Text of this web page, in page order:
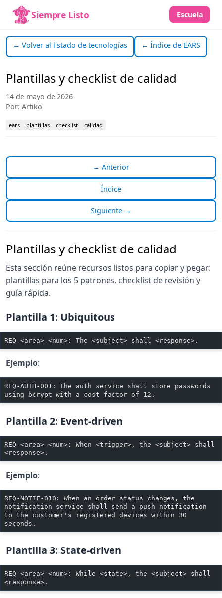
Siempre Listo Escuela
← Volver al listado de tecnologías ← Índice de EARS
Plantillas y checklist de calidad
14 de mayo de 2026
Por: Artiko
ears plantillas checklist calidad
← Anterior
Índice
Siguiente →
Plantillas y checklist de calidad
Esta sección reúne recursos listos para copiar y pegar:
plantillas para los 5 patrones, checklist de revisión y
guía rápida.
Plantilla 1: Ubiquitous
REQ-<area>-<num>: The <subject> shall <response>.
Ejemplo:
REQ-AUTH-001: The auth service shall store passwords
using bcrypt with a cost factor of 12.
Plantilla 2: Event-driven
REQ-<area>-<num>: When <trigger>, the <subject> shall
<response>.
Ejemplo:
REQ-NOTIF-010: When an order status changes, the
notification service shall send a push notification
to the customer's registered devices within 30
seconds.
Plantilla 3: State-driven
REQ-<area>-<num>: While <state>, the <subject> shall
<response>.